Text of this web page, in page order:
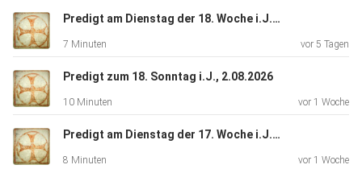
Predigt am Dienstag der 18. Woche i.J. 4.08.2026
7 Minuten vor 5 Tagen
Predigt zum 18. Sonntag i.J., 2.08.2026
10 Minuten vor 1 Woche
Predigt am Dienstag der 17. Woche i.J. 28.07.2026
8 Minuten vor 1 Woche